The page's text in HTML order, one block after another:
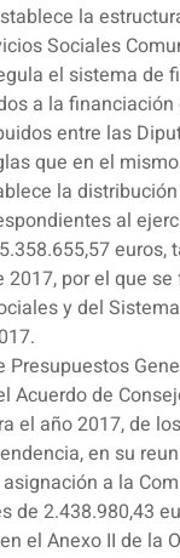
la
Sociales
el sistema
a la
entre las
que en el
la
al
por el que
y del
de
el año 2017, de
en su
a la
de 2.438.980,43
el Anexo II de